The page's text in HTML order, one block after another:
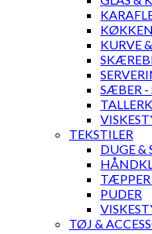
KØKKEN
KURVE
SÆBER -
TEKSTILER
DUGE &
TÆPPER
PUDER
TØJ &